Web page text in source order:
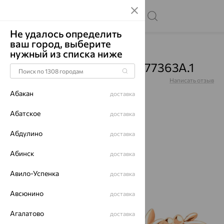
Главная Каталог Броши Фианит
Брошь, золото, фианит, 77363А.1
Артикул:77363А.1 Написать отзыв
Не удалось определить
ваш город, выберите
нужный из списка ниже
Абакан доставка
Абатское доставка
Абдулино доставка
Абинск доставка
Авило-Успенка доставка
Авсюнино доставка
Агалатово доставка